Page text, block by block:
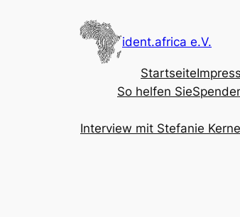
ident.africa e.V.
Startseite
So helfen Sie
Interview mit Stefanie